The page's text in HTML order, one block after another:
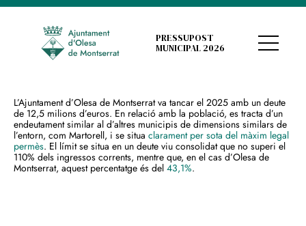
PRESSUPOST
MUNICIPAL 2026
L’Ajuntament d’Olesa de Montserrat va tancar el 2025 amb un deute
de 12,5 milions d’euros. En relació amb la població, es tracta d’un
endeutament similar al d’altres municipis de dimensions similars de
l’entorn, com Martorell, i se situa clarament per sota del màxim legal
permès. El límit se situa en un deute viu consolidat que no superi el
110% dels ingressos corrents, mentre que, en el cas d’Olesa de
Montserrat, aquest percentatge és del 43,1%.